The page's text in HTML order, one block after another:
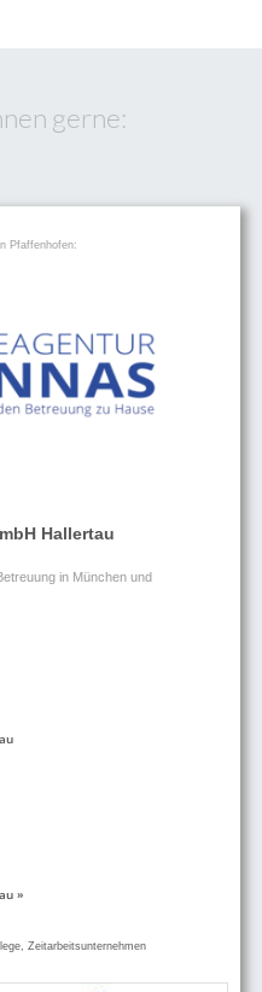
gerne:
Pfaffenhofen:
Hallertau
in München und
»
Zeitarbeitsunternehmen